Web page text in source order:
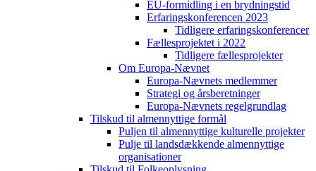
EU-formidling i en brydningstid
Erfaringskonferencen 2023
Tidligere erfaringskonferencer
Fællesprojektet i 2022
Tidligere fællesprojekter
Om Europa-Nævnet
Europa-Nævnets medlemmer
Strategi og årsberetninger
Europa-Nævnets regelgrundlag
Tilskud til almennyttige formål
Puljen til almennyttige kulturelle projekter
Pulje til landsdækkende almennyttige
organisationer